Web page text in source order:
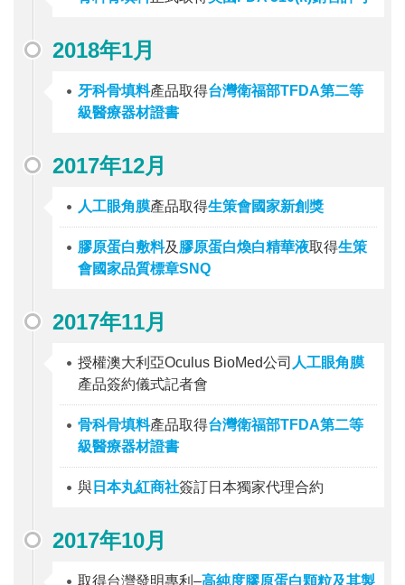
2018年1月
牙科骨填料產品取得台灣衛福部TFDA第二等
級醫療器材證書
2017年12月
人工眼角膜產品取得生策會國家新創獎
膠原蛋白敷料及 膠原蛋白煥白精華液取得生策
會國家品質標章SNQ
2017年11月
授權澳大利亞Oculus BioMed公司 人工眼角膜
產品簽約儀式記者會
骨科骨填料產品取得台灣衛福部TFDA第二等
級醫療器材證書
與 日本丸紅商社簽訂日本獨家代理合約
2017年10月
取得台灣發明專利–高純度膠原蛋白顆粒及其製